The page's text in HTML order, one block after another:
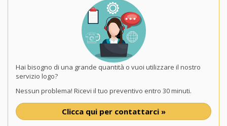
Hai bisogno di una grande quantità o vuoi utilizzare il nostro
servizio logo?
Nessun problema! Ricevi il tuo preventivo entro 30 minuti.
Clicca qui per contattarci »